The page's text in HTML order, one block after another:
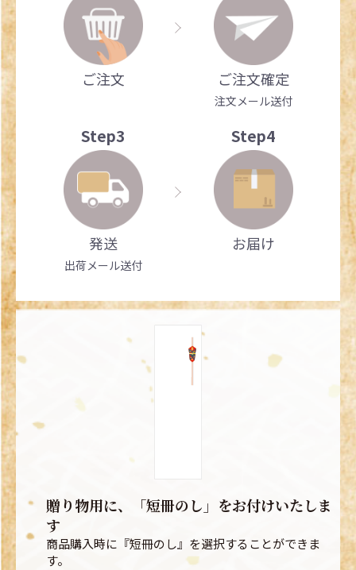
ご注文 ご注文確定
注文メール送付
Step3
発送
出荷メール送付
Step4
お届け
贈り物用に、「短冊のし」をお付けいたしま
す
商品購入時に『短冊のし』を選択することができま
す。